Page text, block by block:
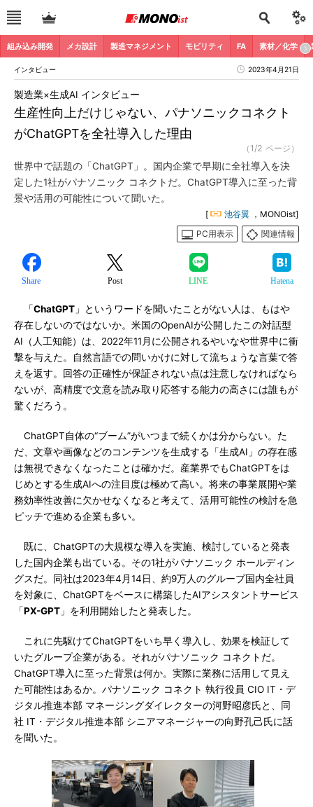
組み込み開発 メカ設計 製造マネジメント モビリティ FA 素材／化学
インタビュー 2023年4月21日
生産性向上だけじゃない、パナソニックコネクト
がChatGPTを全社導入した理由
製造業×生成AI インタビュー
（1/2 ページ）
世界中で話題の「ChatGPT」。国内企業で早期に全社導入を決
定した1社がパナソニック コネクトだ。ChatGPT導入に至った背
景や活用の可能性について聞いた。
[ 池谷翼 ，MONOist]
PC用表示
関連情報
Share Post LINE Hatena
「ChatGPT 」というワードを聞いたことがない人は、もはや
存在しないのではないか。米国のOpenAIが公開したこの対話型
AI（人工知能）は、2022年11月に公開されるやいなや世界中に衝
撃を与えた。自然言語での問いかけに対して流ちょうな言葉で答
えを返す。回答の正確性が保証されない点は注意しなければなら
ないが、高精度で文意を読み取り応答する能力の高さには誰もが
驚くだろう。
ChatGPT自体の“ブーム”がいつまで続くかは分からない。た
だ、文章や画像などのコンテンツを生成する「生成AI」の存在感
は無視できなくなったことは確かだ。産業界でもChatGPTをは
じめとする生成AIへの注目度は極めて高い。将来の事業展開や業
務効率性改善に欠かせなくなると考えて、活用可能性の検討を急
ピッチで進める企業も多い。
既に、ChatGPTの大規模な導入を実施、検討していると発表
した国内企業も出ている。その1社がパナソニック ホールディン
グスだ。同社は2023年4月14日、約9万人のグループ国内全社員
を対象に、ChatGPTをベースに構築したAIアシスタントサービス
「PX-GPT 」を利用開始したと発表した。
これに先駆けてChatGPTをいち早く導入し、効果を検証して
いたグループ企業がある。それがパナソニック コネクトだ。
ChatGPT導入に至った背景は何か。実際に業務に活用して見え
た可能性はあるか。パナソニック コネクト 執行役員 CIO IT・デ
ジタル推進本部 マネージングダイレクターの河野昭彦氏と、同
社 IT・デジタル推進本部 シニアマネージャーの向野孔己氏に話
を聞いた。